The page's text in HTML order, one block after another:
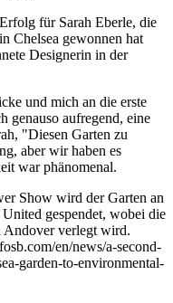
für Sarah Eberle, die
Chelsea gewonnen hat
Designerin in der
und mich an die erste
genauso aufregend, eine
"Diesen Garten zu
aber wir haben es
war phänomenal.
Show wird der Garten an
gespendet, wobei die
Andover verlegt wird.
en/news/a-second-
garden-to-environmental-